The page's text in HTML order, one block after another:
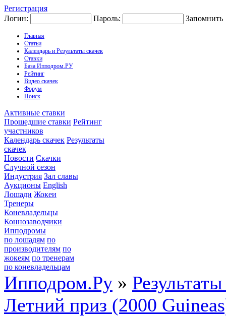
Регистрация
Логин:
Пароль: Запомнить
Главная
Статьи
Календарь и Результаты скачек
Ставки
База Ипподром.РУ
Рейтинг
Видео скачек
Форум
Поиск
Активные ставки
Прошедшие ставки Рейтинг
участников
Календарь скачек Результаты
скачек
Новости Скачки
Случной сезон
Индустрия Зал славы
Аукционы English
Лошади Жокеи
Тренеры
Коневладельцы
Коннозаводчики
Ипподромы
по лошадям по
производителям по
жокеям по тренерам
по коневладельцам
Ипподром.Ру »
Летний приз (2000